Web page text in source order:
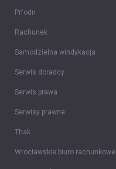
Prfodn
Rachunek
Samodzielna windykacja
Serwis doradcy
Serwis prawa
Serwisy prawne
Thak
Wrocławskie biuro rachunkowe